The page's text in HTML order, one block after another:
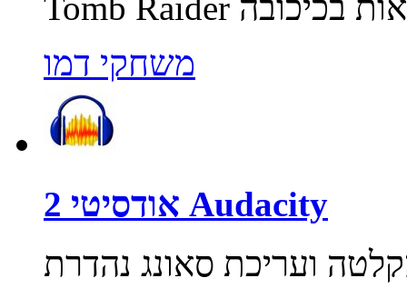
משחקי דמו
אודסיטי 2 Audacity